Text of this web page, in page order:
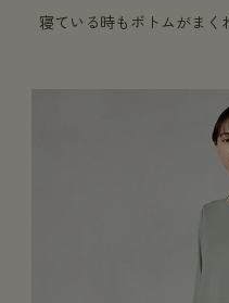
寝ている時もボトムがまく